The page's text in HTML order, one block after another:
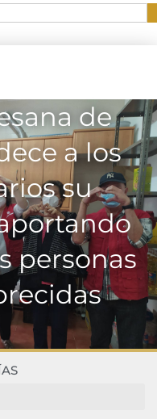
de
a los
su
personas